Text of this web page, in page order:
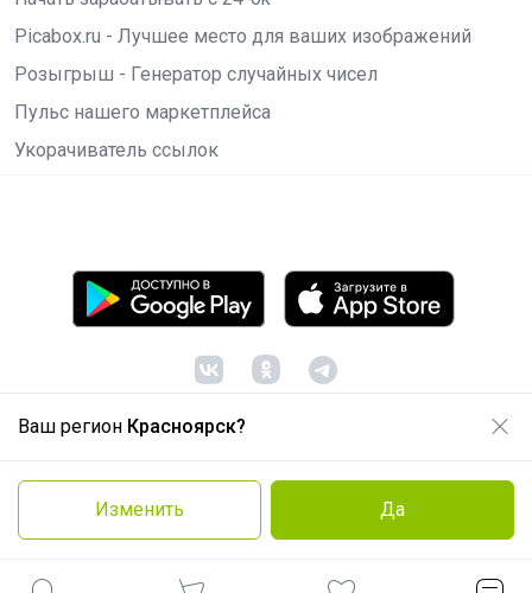
Ваш регион Красноярск?
Изменить Да
Picabox.ru - Лучшее место для ваших изображений
Розыгрыш - Генератор случайных чисел
Пульс нашего маркетплейса
Укорачиватель ссылок
© ООО "Лявита", ОГРН 1122468054070, 2012 -2026
Политика конфиденциальности
Cоглашение пользователя